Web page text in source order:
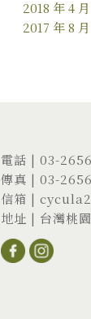
2018 年 4 月
2017 年 8 月
電話 |03-
傳真 | 03-
信箱 |
地址 | 台灣桃